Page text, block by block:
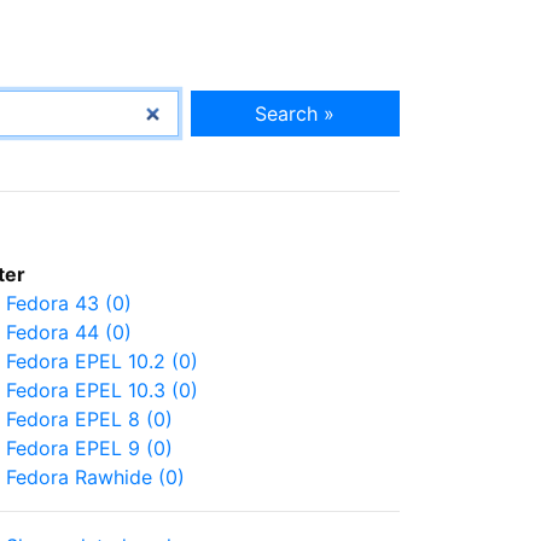
Search »
Fedora 43 (0)
Fedora 44 (0)
Fedora EPEL 10.2 (0)
Fedora EPEL 10.3 (0)
Fedora EPEL 8 (0)
Fedora EPEL 9 (0)
Fedora Rawhide (0)